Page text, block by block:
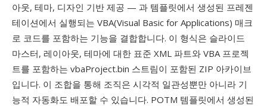
아웃, 테마, 디자인 기반 제공 — 과 템플릿에서 생성된 프레젠
테이션에서 실행되는 VBA(Visual Basic for Applications) 매크
로 코드를 포함하는 기능을 결합합니다. 이 형식은 슬라이드
마스터, 레이아웃, 테마에 대한 표준 XML 파트와 VBA 프로젝
트를 포함하는 vbaProject.bin 스트림이 포함된 ZIP 아카이브
입니다. 이 조합을 통해 조직은 시각적 일관성뿐만 아니라 기
능적 자동화도 배포할 수 있습니다. POTM 템플릿에서 생성된